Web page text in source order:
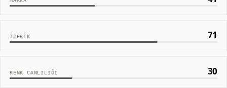
İÇERIK 71
RENK CANLILIĞI 30